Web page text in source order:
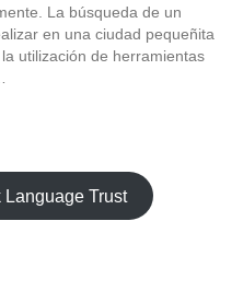
La búsqueda de un
en una ciudad pequeñita
utilización de herramientas
Language Trust